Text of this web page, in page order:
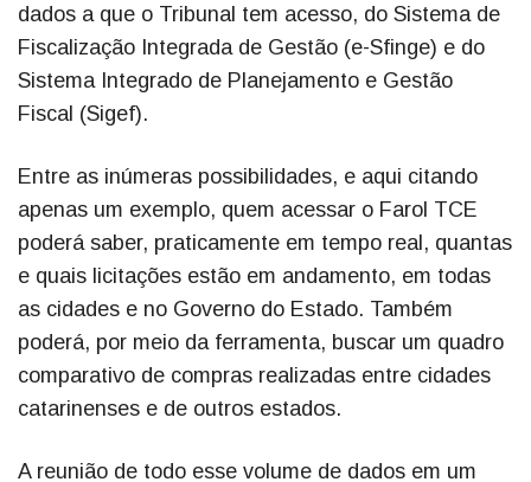
dados a que o Tribunal tem acesso, do Sistema de
Fiscalização Integrada de Gestão (e-Sfinge) e do
Sistema Integrado de Planejamento e Gestão
Fiscal (Sigef).
Entre as inúmeras possibilidades, e aqui citando
apenas um exemplo, quem acessar o Farol TCE
poderá saber, praticamente em tempo real, quantas
e quais licitações estão em andamento, em todas
as cidades e no Governo do Estado. Também
poderá, por meio da ferramenta, buscar um quadro
comparativo de compras realizadas entre cidades
catarinenses e de outros estados.
A reunião de todo esse volume de dados em um